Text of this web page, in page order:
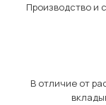
Производство и
В отличие от